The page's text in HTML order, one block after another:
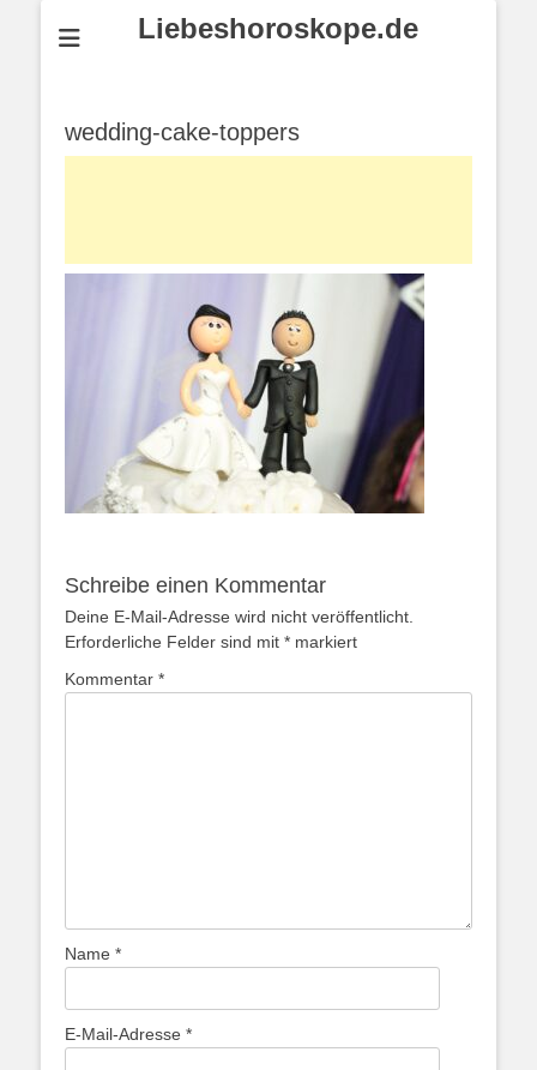
Liebeshoroskope.de
wedding-cake-toppers
Schreibe einen Kommentar
Deine E-Mail-Adresse wird nicht veröffentlicht.
Erforderliche Felder sind mit * markiert
Kommentar *
Name *
E-Mail-Adresse *